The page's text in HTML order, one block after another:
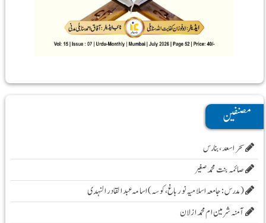
مصنفین
سحر اسعد ،بنارس
صائمہ بنت محمد صغیر
( مدرس :جامعہ اسلامیہ نور باغ، کوسہ )اسامہ عبد القادر النہدی
آمنہ شرمین ام محمد ازلان